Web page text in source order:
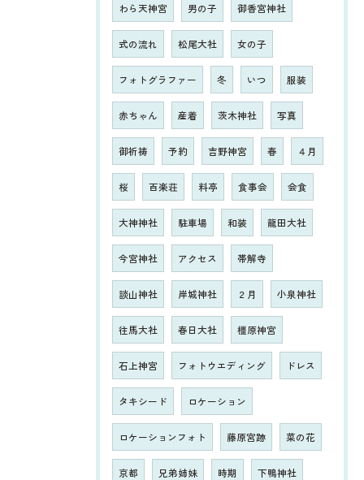
わら天神宮 男の子 御香宮神社
式の流れ 松尾大社 女の子
フォトグラファー 冬 いつ 服装
赤ちゃん 産着 茨木神社 写真
御祈祷 予約 吉野神宮 春 ４月
桜 百楽荘 料亭 食事会 会食
大神神社 駐車場 和装 龍田大社
今宮神社 アクセス 帯解寺
談山神社 岸城神社 ２月 小泉神社
往馬大社 春日大社 橿原神宮
石上神宮 フォトウエディング ドレス
タキシード ロケーション
ロケーションフォト 藤原宮跡 菜の花
京都 兄弟姉妹 時期 下鴨神社